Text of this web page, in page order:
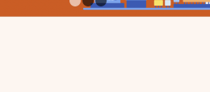
1 2 3